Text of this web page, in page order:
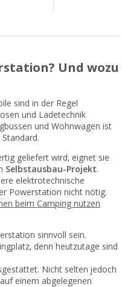
Und wozu
sind in der Regel
und Ladetechnik
und Wohnwagen ist
geliefert wird, eignet sie
Selbstausbau-Projekt.
elektrotechnische
Powerstation nicht nötig.
beim Camping nutzen
sinnvoll sein.
denn heutzutage sind
Nicht selten jedoch
einem abgelegenen